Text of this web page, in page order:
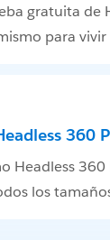
gratuita de
para vivir
360
Headless
los